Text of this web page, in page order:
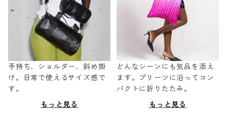
手持ち、ショルダー、斜め掛
け。日常で使えるサイズ感で
す。
もっと見る
どんなシーンにも気品を添え
ます。プリーツに沿ってコン
パクトに折りたたみ。
もっと見る